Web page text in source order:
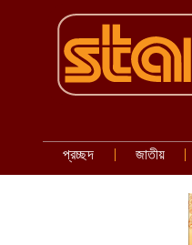
প্রচ্ছদ জাতীয়